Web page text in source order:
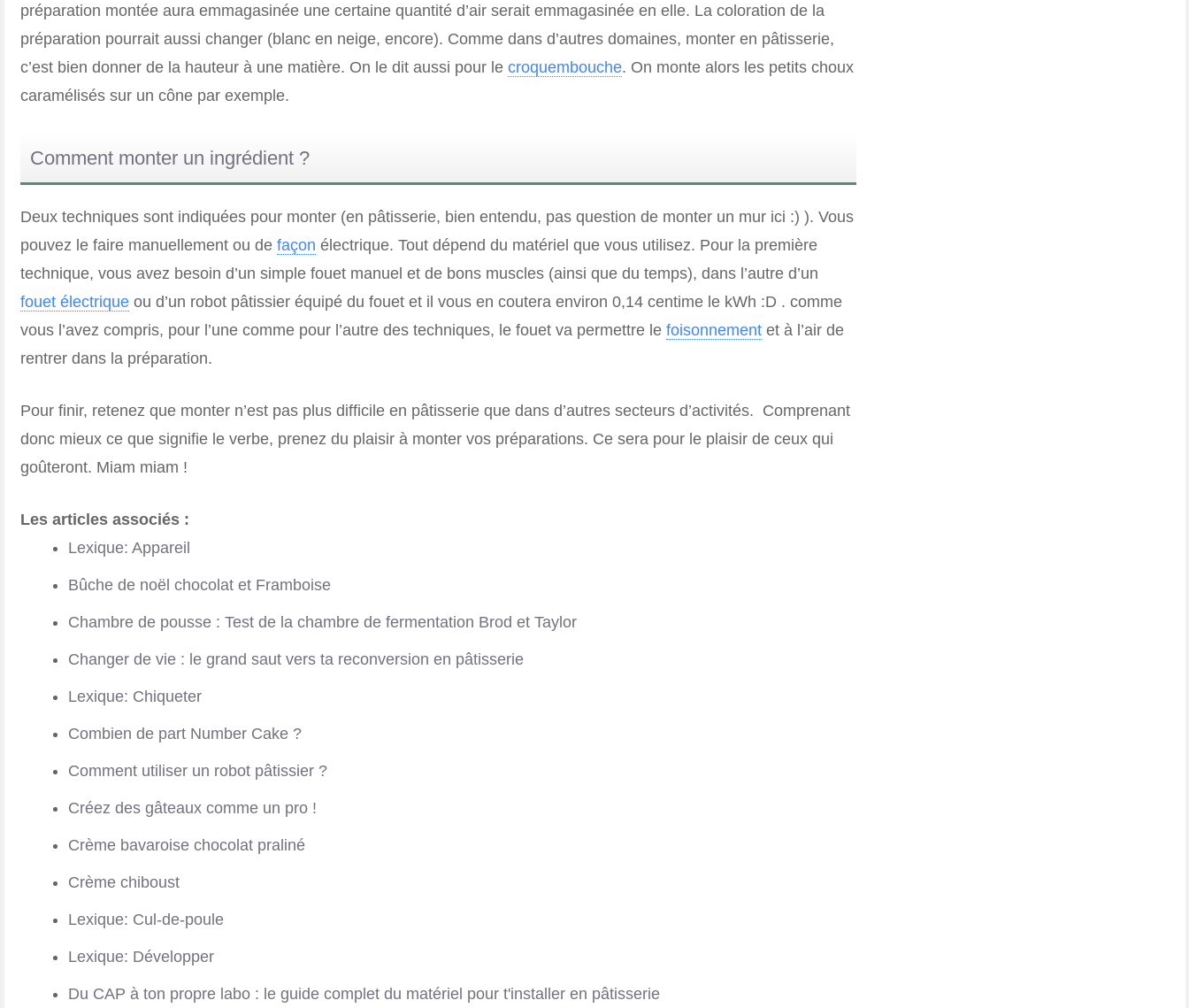
préparation montée aura emmagasinée une certaine quantité d’air serait emmagasinée en elle. La coloration de la
préparation pourrait aussi changer (blanc en neige, encore). Comme dans d’autres domaines, monter en pâtisserie,
c’est bien donner de la hauteur à une matière. On le dit aussi pour le croquembouche. On monte alors les petits choux
caramélisés sur un cône par exemple.
Comment monter un ingrédient ?
Deux techniques sont indiquées pour monter (en pâtisserie, bien entendu, pas question de monter un mur ici :) ). Vous
pouvez le faire manuellement ou de façon électrique. Tout dépend du matériel que vous utilisez. Pour la première
technique, vous avez besoin d’un simple fouet manuel et de bons muscles (ainsi que du temps), dans l’autre d’un
fouet électriqueou d’un robot pâtissier équipé du fouet et il vous en coutera environ 0,14 centime le kWh :D . comme
vous l’avez compris, pour l’une comme pour l’autre des techniques, le fouet va permettre le foisonnementet à l’air de
rentrer dans la préparation.
Pour finir, retenez que monter n’est pas plus difficile en pâtisserie que dans d’autres secteurs d’activités. Comprenant
donc mieux ce que signifie le verbe, prenez du plaisir à monter vos préparations. Ce sera pour le plaisir de ceux qui
goûteront. Miam miam !
Les articles associés :
Lexique: Appareil
Bûche de noël chocolat et Framboise
Chambre de pousse : Test de la chambre de fermentation Brod et Taylor
Changer de vie : le grand saut vers ta reconversion en pâtisserie
Lexique: Chiqueter
Combien de part Number Cake ?
Comment utiliser un robot pâtissier ?
Créez des gâteaux comme un pro !
Crème bavaroise chocolat praliné
Crème chiboust
Lexique: Cul-de-poule
Lexique: Développer
Du CAP à ton propre labo : le guide complet du matériel pour t'installer en pâtisserie